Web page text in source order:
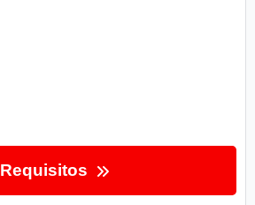
Requisitos